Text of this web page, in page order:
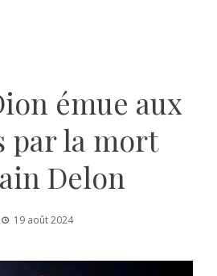
émue aux
par la mort
Delon
19 août 2024